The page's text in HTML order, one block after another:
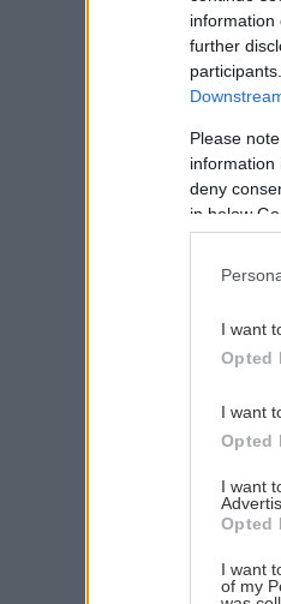
information
further
Please
information
deny
in below
I want
Opted
I want
Opted
I want
Opted
I want
of my